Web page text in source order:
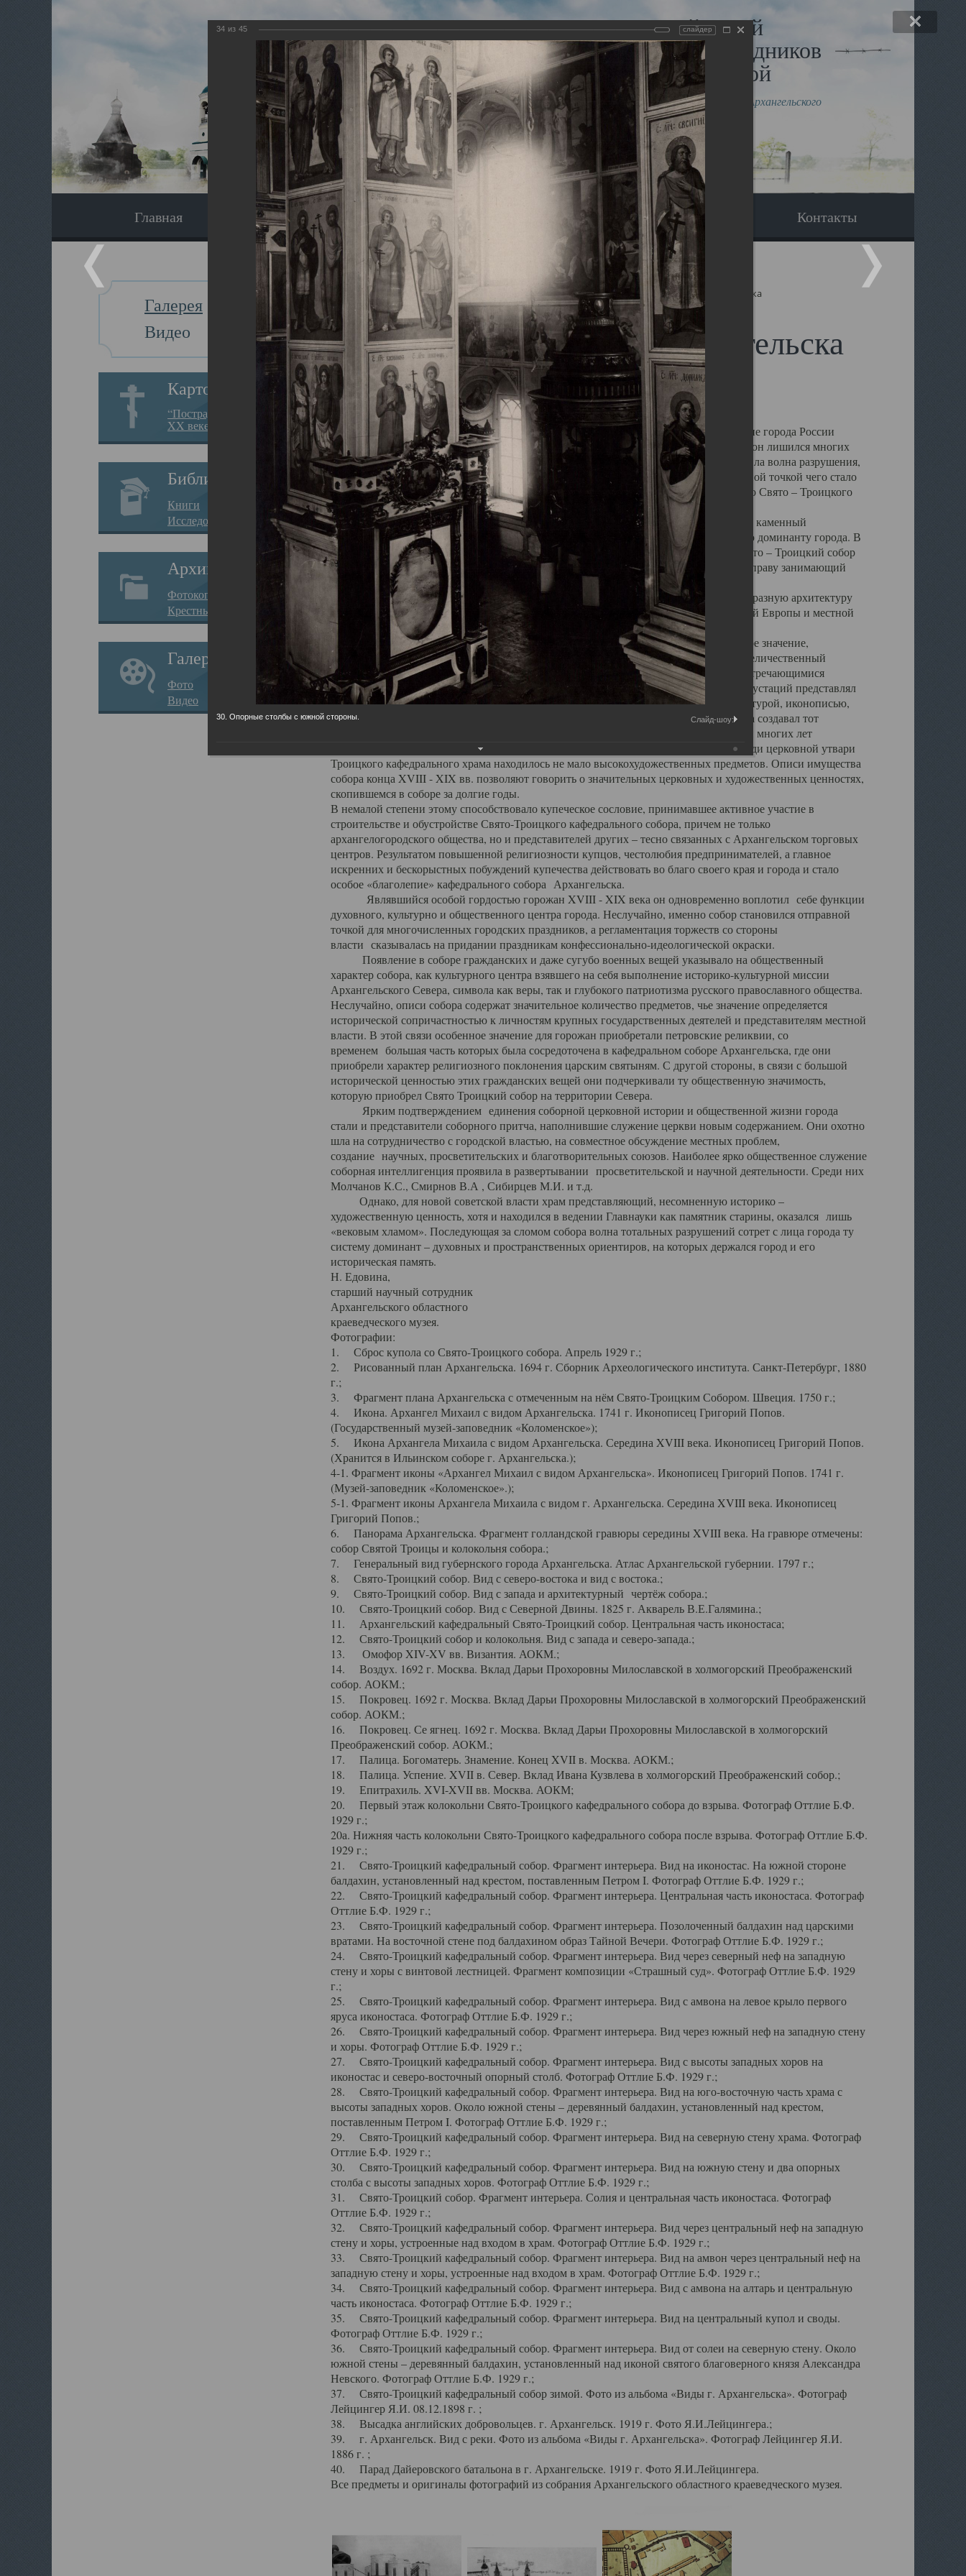
Виртуальный музей
Новомучеников и исповедников
Земли Архангельской
Сайт создан по благословлению митрополита Архангельского
и Холмогорского Даниила
Главная Экскурсия Наследники Вопрос-ответ Контакты
Галерея
Видео
Картотека
“Пострадавшие за веру в
XX веке на Севере”
Библиотека
Книги
Исследования
Архив
Фотокопии дел
Крестные ходы
Галерея
Фото
Видео
Галерея Храмы-мученики Архангельска Свято-Троицкий собор Архангельска
Свято-Троицкий собор Архангельска
Свято-Троицкий собор Архангельска
23.12.2015
Сегодня мы можем говорить, что Архангельск в большей мере, чем другие губернские города России
пострадал от целенаправленных систематических разрушений, в результате которых он лишился многих
выдающихся памятников архитектуры. Больше всего по старому Архангельску ударила волна разрушения,
вызванная борьбой с религией, набравшая особую силу в конце 20 –х годов. Отправной точкой чего стало
разрушение православного центра архангельской губернии - ансамбля кафедрального Свято – Троицкого
собора Архангельска.
Возникнув в начале XVIII века в центре Архангельска, величественный каменный
двухэтажный Троицкий собор, сразу превратился в зрительную и градостроительную доминанту города. В
XVIII веке по масштабам ему не было равных на Севере. Вплоть до разрушения Свято – Троицкий собор
оставался самым высоким и значительным из городских строений Архангельска, по праву занимающий
второе место, после гостиных дворов, в градостроительной картине Архангельска.
Один из самых больших и светлых соборов России воплотил в себе яркую и своеобразную архитектуру
портового города с отраженными в ней архитектурными течениями России, Западной Европы и местной
архангелогородской школы церковного зодчества.
Масштабность, благолепие и богатство собора, вполне оправдывали его кафедральное значение,
заслуженно выделяя из многочисленных культовых построек города. Обширный и величественный
иконостас украшенный колоннами ионического стиля, с единственными нигде не встречающимися
царскими вратами, изящным фронтоном и множеством резных, символических инкрустаций представлял
собой поистине художественную ценность. В совокупности же с живописью, скульптурой, иконописью,
шитьем, многочисленными предметами церковной утвари интерьер Троицкого храма создавал тот
неповторимый красочный ансамбль декоративного убранства собора, на протяжении многих лет
поражающий воображение своих посетителей. В соборной ризнице, библиотеке, среди церковной утвари
Троицкого кафедрального храма находилось не мало высокохудожественных предметов. Описи имущества
собора конца XVIII - XIX вв. позволяют говорить о значительных церковных и художественных ценностях,
скопившемся в соборе за долгие годы.
В немалой степени этому способствовало купеческое сословие, принимавшее активное участие в
строительстве и обустройстве Свято-Троицкого кафедрального собора, причем не только
архангелогородского общества, но и представителей других – тесно связанных с Архангельском торговых
центров. Результатом повышенной религиозности купцов, честолюбия предпринимателей, а главное
искренних и бескорыстных побуждений купечества действовать во благо своего края и города и стало
особое «благолепие» кафедрального собора Архангельска.
Являвшийся особой гордостью горожан XVIII - XIX века он одновременно воплотил себе функции
духовного, культурно и общественного центра города. Неслучайно, именно собор становился отправной
точкой для многочисленных городских праздников, а регламентация торжеств со стороны
власти сказывалась на придании праздникам конфессионально-идеологической окраски.
Появление в соборе гражданских и даже сугубо военных вещей указывало на общественный
характер собора, как культурного центра взявшего на себя выполнение историко-культурной миссии
Архангельского Севера, символа как веры, так и глубокого патриотизма русского православного общества.
Неслучайно, описи собора содержат значительное количество предметов, чье значение определяется
исторической сопричастностью к личностям крупных государственных деятелей и представителям местной
власти. В этой связи особенное значение для горожан приобретали петровские реликвии, со
временем большая часть которых была сосредоточена в кафедральном соборе Архангельска, где они
приобрели характер религиозного поклонения царским святыням. С другой стороны, в связи с большой
исторической ценностью этих гражданских вещей они подчеркивали ту общественную значимость,
которую приобрел Свято Троицкий собор на территории Севера.
Ярким подтверждением единения соборной церковной истории и общественной жизни города
стали и представители соборного притча, наполнившие служение церкви новым содержанием. Они охотно
шла на сотрудничество с городской властью, на совместное обсуждение местных проблем,
создание научных, просветительских и благотворительных союзов. Наиболее ярко общественное служение
соборная интеллигенция проявила в развертывании просветительской и научной деятельности. Среди них
Молчанов К.С., Смирнов В.А , Сибирцев М.И. и т.д.
Однако, для новой советской власти храм представляющий, несомненную историко –
художественную ценность, хотя и находился в ведении Главнауки как памятник старины, оказался лишь
«вековым хламом». Последующая за сломом собора волна тотальных разрушений сотрет с лица города ту
систему доминант – духовных и пространственных ориентиров, на которых держался город и его
историческая память.
Н. Едовина,
старший научный сотрудник
Архангельского областного
краеведческого музея.
Фотографии:
1. Сброс купола со Свято-Троицкого собора. Апрель 1929 г.;
2. Рисованный план Архангельска. 1694 г. Сборник Археологического института. Санкт-Петербург, 1880
г.;
3. Фрагмент плана Архангельска с отмеченным на нём Свято-Троицким Собором. Швеция. 1750 г.;
4. Икона. Архангел Михаил с видом Архангельска. 1741 г. Иконописец Григорий Попов.
(Государственный музей-заповедник «Коломенское»);
5. Икона Архангела Михаила с видом Архангельска. Середина XVIII века. Иконописец Григорий Попов.
(Хранится в Ильинском соборе г. Архангельска.);
4-1. Фрагмент иконы «Архангел Михаил с видом Архангельска». Иконописец Григорий Попов. 1741 г.
(Музей-заповедник «Коломенское».);
5-1. Фрагмент иконы Архангела Михаила с видом г. Архангельска. Середина XVIII века. Иконописец
Григорий Попов.;
6. Панорама Архангельска. Фрагмент голландской гравюры середины XVIII века. На гравюре отмечены:
собор Святой Троицы и колокольня собора.;
7. Генеральный вид губернского города Архангельска. Атлас Архангельской губернии. 1797 г.;
8. Свято-Троицкий собор. Вид с северо-востока и вид с востока.;
9. Свято-Троицкий собор. Вид с запада и архитектурный чертёж собора.;
10. Свято-Троицкий собор. Вид с Северной Двины. 1825 г. Акварель В.Е.Галямина.;
11. Архангельский кафедральный Свято-Троицкий собор. Центральная часть иконостаса;
12. Свято-Троицкий собор и колокольня. Вид с запада и северо-запада.;
13. Омофор XIV-XV вв. Византия. АОКМ.;
14. Воздух. 1692 г. Москва. Вклад Дарьи Прохоровны Милославской в холмогорский Преображенский
собор. АОКМ.;
15. Покровец. 1692 г. Москва. Вклад Дарьи Прохоровны Милославской в холмогорский Преображенский
собор. АОКМ.;
16. Покровец. Се ягнец. 1692 г. Москва. Вклад Дарьи Прохоровны Милославской в холмогорский
Преображенский собор. АОКМ.;
17. Палица. Богоматерь. Знамение. Конец XVII в. Москва. АОКМ.;
18. Палица. Успение. XVII в. Север. Вклад Ивана Кузвлева в холмогорский Преображенский собор.;
19. Епитрахиль. XVI-XVII вв. Москва. АОКМ;
20. Первый этаж колокольни Свято-Троицкого кафедрального собора до взрыва. Фотограф Оттлие Б.Ф.
1929 г.;
20а. Нижняя часть колокольни Свято-Троицкого кафедрального собора после взрыва. Фотограф Оттлие Б.Ф.
1929 г.;
21. Свято-Троицкий кафедральный собор. Фрагмент интерьера. Вид на иконостас. На южной стороне
балдахин, установленный над крестом, поставленным Петром I. Фотограф Оттлие Б.Ф. 1929 г.;
22. Свято-Троицкий кафедральный собор. Фрагмент интерьера. Центральная часть иконостаса. Фотограф
Оттлие Б.Ф. 1929 г.;
23. Свято-Троицкий кафедральный собор. Фрагмент интерьера. Позолоченный балдахин над царскими
вратами. На восточной стене под балдахином образ Тайной Вечери. Фотограф Оттлие Б.Ф. 1929 г.;
24. Свято-Троицкий кафедральный собор. Фрагмент интерьера. Вид через северный неф на западную
стену и хоры с винтовой лестницей. Фрагмент композиции «Страшный суд». Фотограф Оттлие Б.Ф. 1929
г.;
25. Свято-Троицкий кафедральный собор. Фрагмент интерьера. Вид с амвона на левое крыло первого
яруса иконостаса. Фотограф Оттлие Б.Ф. 1929 г.;
26. Свято-Троицкий кафедральный собор. Фрагмент интерьера. Вид через южный неф на западную стену
и хоры. Фотограф Оттлие Б.Ф. 1929 г.;
27. Свято-Троицкий кафедральный собор. Фрагмент интерьера. Вид с высоты западных хоров на
иконостас и северо-восточный опорный столб. Фотограф Оттлие Б.Ф. 1929 г.;
28. Свято-Троицкий кафедральный собор. Фрагмент интерьера. Вид на юго-восточную часть храма с
высоты западных хоров. Около южной стены – деревянный балдахин, установленный над крестом,
поставленным Петром I. Фотограф Оттлие Б.Ф. 1929 г.;
29. Свято-Троицкий кафедральный собор. Фрагмент интерьера. Вид на северную стену храма. Фотограф
Оттлие Б.Ф. 1929 г.;
30. Свято-Троицкий кафедральный собор. Фрагмент интерьера. Вид на южную стену и два опорных
столба с высоты западных хоров. Фотограф Оттлие Б.Ф. 1929 г.;
31. Свято-Троицкий собор. Фрагмент интерьера. Солия и центральная часть иконостаса. Фотограф
Оттлие Б.Ф. 1929 г.;
32. Свято-Троицкий кафедральный собор. Фрагмент интерьера. Вид через центральный неф на западную
стену и хоры, устроенные над входом в храм. Фотограф Оттлие Б.Ф. 1929 г.;
33. Свято-Троицкий кафедральный собор. Фрагмент интерьера. Вид на амвон через центральный неф на
западную стену и хоры, устроенные над входом в храм. Фотограф Оттлие Б.Ф. 1929 г.;
34. Свято-Троицкий кафедральный собор. Фрагмент интерьера. Вид с амвона на алтарь и центральную
часть иконостаса. Фотограф Оттлие Б.Ф. 1929 г.;
35. Свято-Троицкий кафедральный собор. Фрагмент интерьера. Вид на центральный купол и своды.
Фотограф Оттлие Б.Ф. 1929 г.;
36. Свято-Троицкий кафедральный собор. Фрагмент интерьера. Вид от солеи на северную стену. Около
южной стены – деревянный балдахин, установленный над иконой святого благоверного князя Александра
Невского. Фотограф Оттлие Б.Ф. 1929 г.;
37. Свято-Троицкий кафедральный собор зимой. Фото из альбома «Виды г. Архангельска». Фотограф
Лейцингер Я.И. 08.12.1898 г. ;
38. Высадка английских добровольцев. г. Архангельск. 1919 г. Фото Я.И.Лейцингера.;
39. г. Архангельск. Вид с реки. Фото из альбома «Виды г. Архангельска». Фотограф Лейцингер Я.И.
1886 г. ;
40. Парад Дайеровского батальона в г. Архангельске. 1919 г. Фото Я.И.Лейцингера.
Все предметы и оригиналы фотографий из собрания Архангельского областного краеведческого музея.
34 из 45 слайдер
30. Опорные столбы с южной стороны. Слайд-шоу: